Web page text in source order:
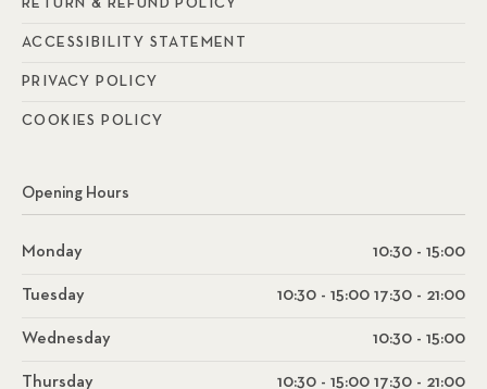
ACCESSIBILITY STATEMENT
PRIVACY POLICY
COOKIES POLICY
Opening Hours
Monday 10:30 - 15:00
Tuesday 10:30 - 15:00 17:30 - 21:00
Wednesday 10:30 - 15:00
Thursday 10:30 - 15:00 17:30 - 21:00